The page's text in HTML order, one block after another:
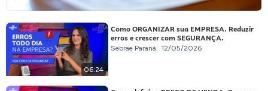
06:24
Como ORGANIZAR sua EMPRESA. Reduzir
erros e crescer com SEGURANÇA.
Sebrae Paraná 12/05/2026